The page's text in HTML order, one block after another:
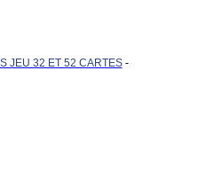
JEU 32 ET 52 CARTES-